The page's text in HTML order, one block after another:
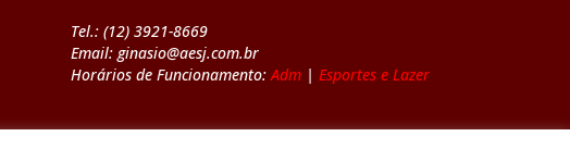
Tel.: (12) 3921-8669
Email: ginasio@aesj.com.br
Horários de Funcionamento:Adm |Esportes e Lazer